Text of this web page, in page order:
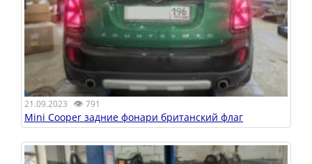
21.09.2023 👁 791
Mini Cooper задние фонари британский флаг